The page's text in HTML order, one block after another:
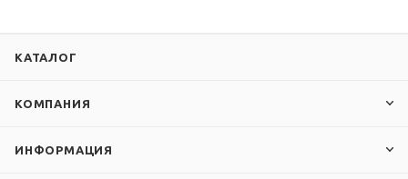
КАТАЛОГ
КОМПАНИЯ
ИНФОРМАЦИЯ